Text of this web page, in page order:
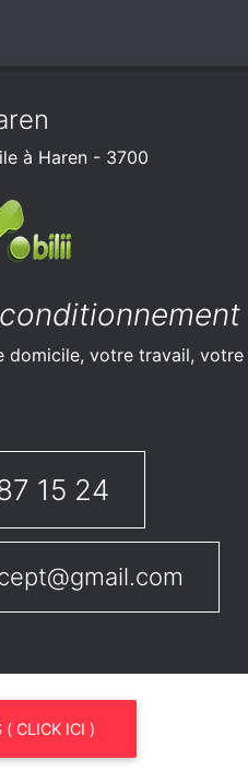
à Haren - 3700
domicile, votre travail, votre
15 24
( CLICK ICI )